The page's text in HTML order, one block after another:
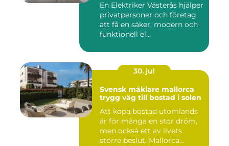
En Elektriker Västerås hjälper
privatpersoner och företag
att få en säker, modern och
funktionell el...
30. jul
Svensk mäklare mallorca
trygg väg till bostad i solen
Att köpa bostad utomlands
är för många en stor dröm,
men också ett av livets
större beslut. Mallorca...